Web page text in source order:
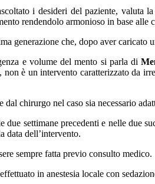
i desideri del paziente, valuta
rendendolo armonioso in base alle
generazione che, dopo aver
e volume del mento si parla di
è un intervento caratterizzato da
chirurgo nel caso sia necessario
settimane precedenti e nelle due
data dell’intervento.
sempre fatta previo consulto medico.
in anestesia locale con